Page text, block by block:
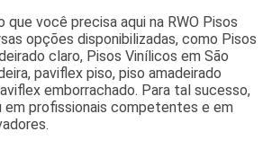
que você precisa aqui na RWO Pisos
opções disponibilizadas, como Pisos
claro, Pisos Vinílicos em São
paviflex piso, piso amadeirado
emborrachado. Para tal sucesso,
em profissionais competentes e em